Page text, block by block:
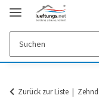
Zurück zur Liste